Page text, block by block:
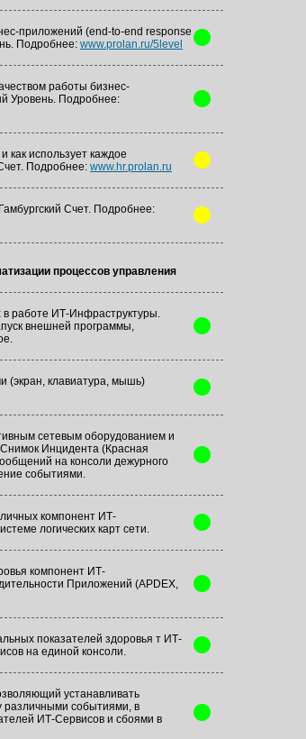
приложений (end-to-end response
Подробнее: www.prolan.ru/5level
работы бизнес-
Уровень. Подробнее:
как использует каждое
Подробнее: www.hr.prolan.ru
Счет. Подробнее:
процессов управления
в работе ИТ-Инфраструктуры.
внешней программы,
(экран, клавиатура, мышь)
сетевым оборудованием и
Инцидента (Красная
на консоли дежурного
событиями.
компонент ИТ-
логических карт сети.
компонент ИТ-
Приложений (APDEX,
показателей здоровья т ИТ-
на единой консоли.
устанавливать
различными событиями, в
ИТ-Сервисов и сбоями в